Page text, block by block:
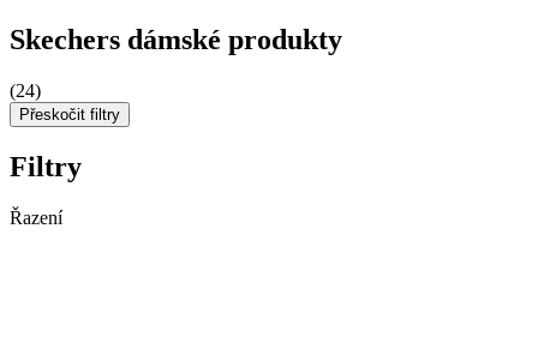
Skechers dámské produkty
(24)
Přeskočit filtry
Filtry
Řazení